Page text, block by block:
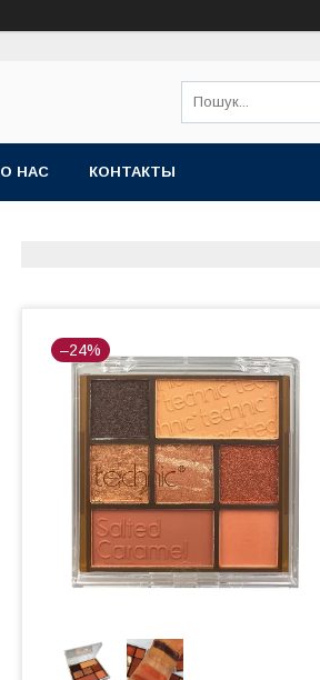
О НАС КОНТАКТЫ
–24%